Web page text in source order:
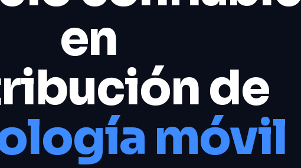
en
de
móvil